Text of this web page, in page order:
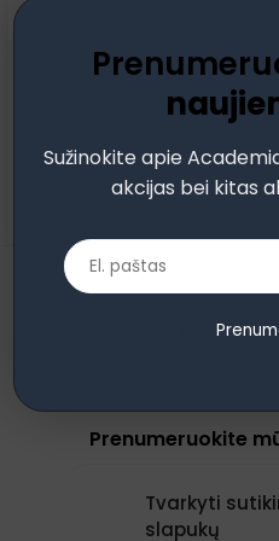
Tvarkyti
slapukų
Neturite
Prenumeruokite
Sužinokite apie
akcijas bei kitas